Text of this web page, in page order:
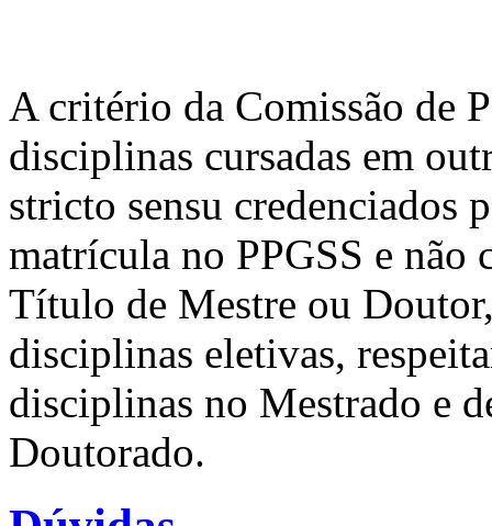
A critério da Comissão de
disciplinas cursadas em
stricto sensu credenciados
matrícula no PPGSS e não
Título de Mestre ou
disciplinas eletivas,
disciplinas no Mestrado e
Doutorado.